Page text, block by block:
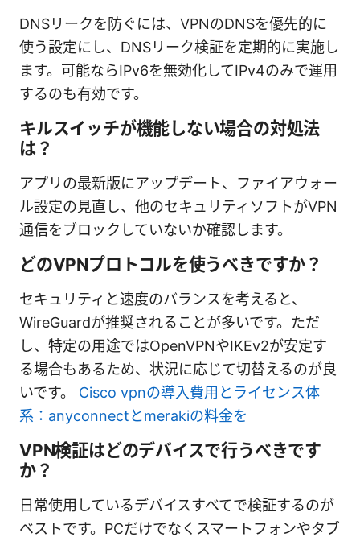
DNSリークを防ぐには、VPNのDNSを優先的に
使う設定にし、DNSリーク検証を定期的に実施し
ます。可能ならIPv6を無効化してIPv4のみで運用
するのも有効です。
キルスイッチが機能しない場合の対処法
は？
アプリの最新版にアップデート、ファイアウォー
ル設定の見直し、他のセキュリティソフトがVPN
通信をブロックしていないか確認します。
どのVPNプロトコルを使うべきですか？
セキュリティと速度のバランスを考えると、
WireGuardが推奨されることが多いです。ただ
し、特定の用途ではOpenVPNやIKEv2が安定す
る場合もあるため、状況に応じて切替えるのが良
いです。 Cisco vpnの導入費用とライセンス体
系：anyconnectとmerakiの料金を
VPN検証はどのデバイスで行うべきです
か？
日常使用しているデバイスすべてで検証するのが
ベストです。PCだけでなくスマートフォンやタブ